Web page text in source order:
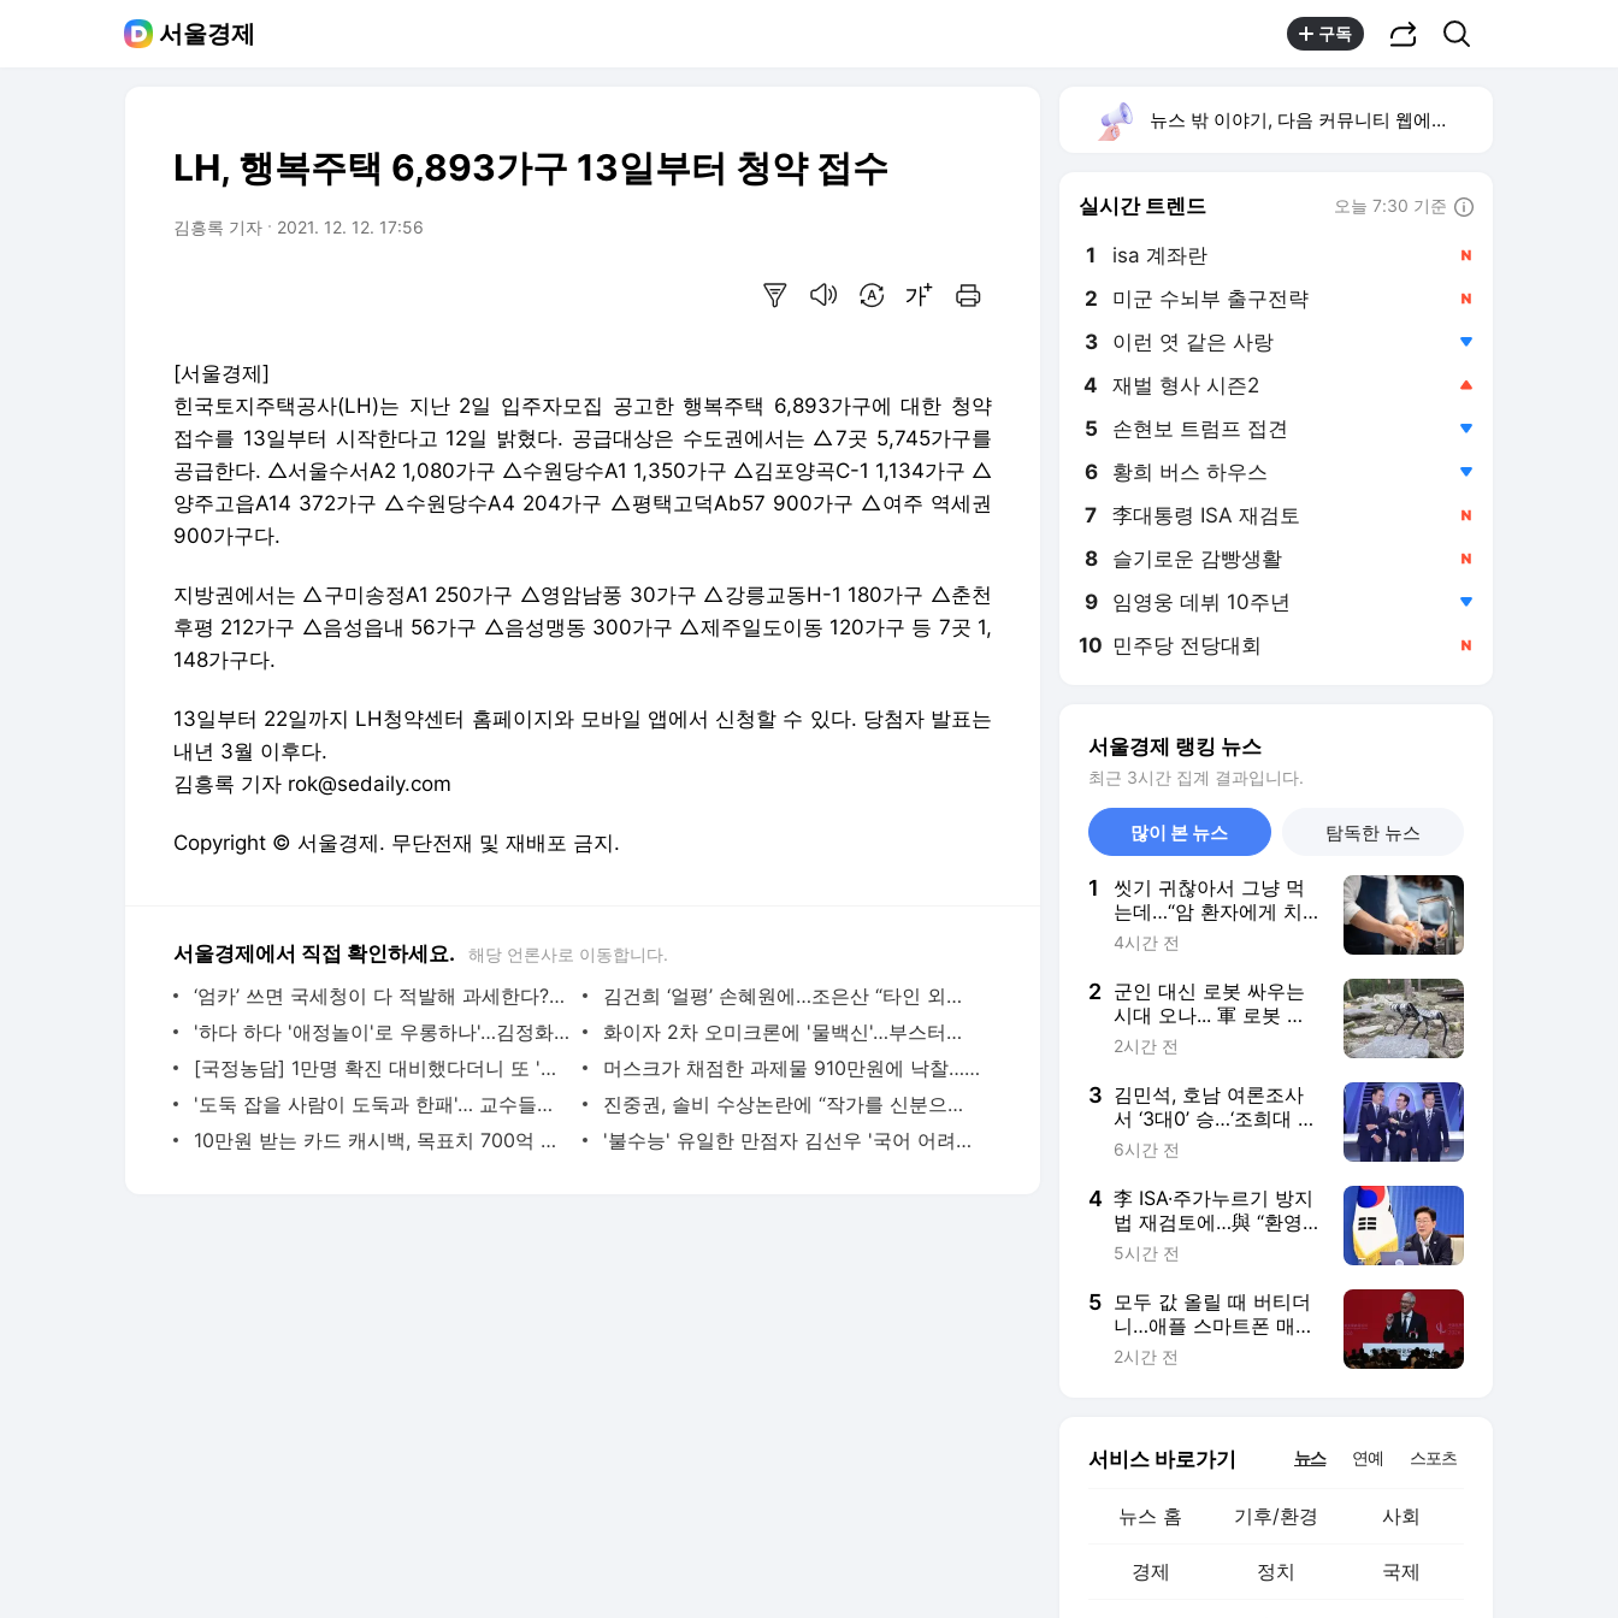
서울경제 구독
LH, 행복주택 6,893가구 13일부터 청약 접수
김흥록 기자 2021. 12. 12. 17:56
[서울경제]
힌국토지주택공사(LH)는 지난 2일 입주자모집 공고한 행복주택 6,893가구에 대한 청약
접수를 13일부터 시작한다고 12일 밝혔다. 공급대상은 수도권에서는 △7곳 5,745가구를
공급한다. △서울수서A2 1,080가구 △수원당수A1 1,350가구 △김포양곡C-1 1,134가구 △
양주고읍A14 372가구 △수원당수A4 204가구 △평택고덕Ab57 900가구 △여주 역세권
900가구다.
지방권에서는 △구미송정A1 250가구 △영암남풍 30가구 △강릉교동H-1 180가구 △춘천
후평 212가구 △음성읍내 56가구 △음성맹동 300가구 △제주일도이동 120가구 등 7곳 1,
148가구다.
13일부터 22일까지 LH청약센터 홈페이지와 모바일 앱에서 신청할 수 있다. 당첨자 발표는
내년 3월 이후다.
김흥록 기자 rok@sedaily.com
Copyright © 서울경제. 무단전재 및 재배포 금지.
서울경제에서 직접 확인하세요. 해당 언론사로 이동합니다.
‘엄카’ 쓰면 국세청이 다 적발해 과세한다?[도와줘요, 상속증여]
김건희 ‘얼평’ 손혜원에…조은산 “타인 외모 왈가왈부할 자격있나”
'하다 하다 '애정놀이'로 우롱하나'…김정화, 이재명·김혜경 부부 저격
화이자 2차 오미크론에 '물백신'…부스터샷 감염예방효과는 100배
[국정농담] 1만명 확진 대비했다더니 또 '거리 둔다, 협조하라'
머스크가 채점한 과제물 910만원에 낙찰…무슨 멘트 남겼나
'도둑 잡을 사람이 도둑과 한패'… 교수들이 뽑은 올해의 사자성어는?
진중권, 솔비 수상논란에 “작가를 신분으로 이해하니 문제”
10만원 받는 카드 캐시백, 목표치 700억 초과했다
'불수능' 유일한 만점자 김선우 '국어 어려웠는데…'
뉴스 밖 이야기, 다음 커뮤니티 웹에서 보기
실시간 트렌드 오늘 7:30 기준
1 isa 계좌란
3 이런 엿 같은 사랑
4 재벌 형사 시즌2
5 손현보 트럼프 접견
6 황희 버스 하우스
7 李대통령 ISA 재검토
8 슬기로운 감빵생활
9 임영웅 데뷔 10주년
10 민주당 전당대회
서울경제 랭킹 뉴스
최근 3시간 집계 결과입니다.
많이 본 뉴스 탐독한 뉴스
1
씻기 귀찮아서 그냥 먹
는데…“암 환자에게 치
명적” 전문의 경고 나왔
4시간 전
2 군인 대신 로봇 싸우는
시대 오나... 軍 로봇 지
휘통제시스템 구축 [로
2시간 전
3 김민석, 호남 여론조사
서 ‘3대0’ 승…‘조희대 탄
핵’ 꺼낸 이유는?[데이터
6시간 전
4 李 ISA·주가누르기 방지
법 재검토에…與 “환영”
vs. 野 “졸속 국정”
5시간 전
5 모두 값 올릴 때 버티더
니…애플 스마트폰 매출,
삼성 3배 달했다
2시간 전
서비스 바로가기 뉴스 연예 스포츠
뉴스 홈 기후/환경 사회
경제 정치 국제